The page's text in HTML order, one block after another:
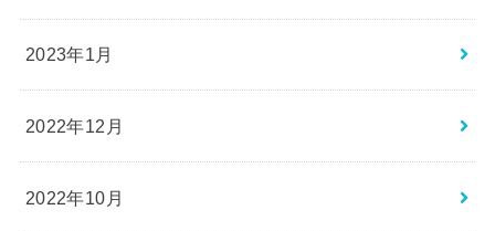
2023年1月
2022年12月
2022年10月